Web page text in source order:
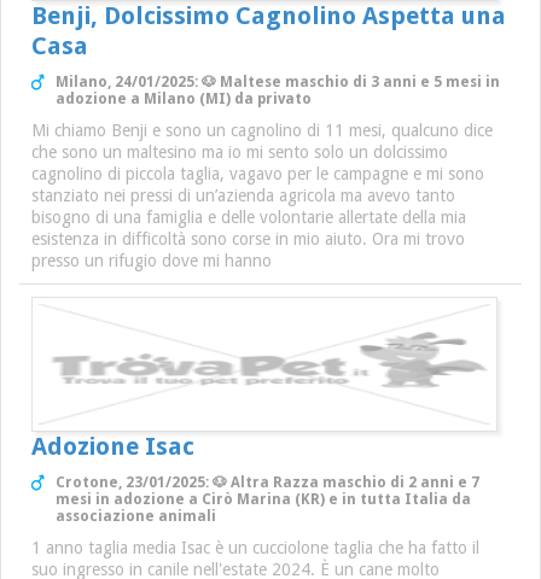
Benji, Dolcissimo Cagnolino Aspetta una
Casa
Milano, 24/01/2025: 🐶 Maltese maschio di 3 anni e 5 mesi in
adozione a Milano (MI) da privato
Mi chiamo Benji e sono un cagnolino di 11 mesi, qualcuno dice
che sono un maltesino ma io mi sento solo un dolcissimo
cagnolino di piccola taglia, vagavo per le campagne e mi sono
stanziato nei pressi di un’azienda agricola ma avevo tanto
bisogno di una famiglia e delle volontarie allertate della mia
esistenza in difficoltà sono corse in mio aiuto. Ora mi trovo
presso un rifugio dove mi hanno
Adozione Isac
Crotone, 23/01/2025: 🐶 Altra Razza maschio di 2 anni e 7
mesi in adozione a Cirò Marina (KR) e in tutta Italia da
associazione animali
1 anno taglia media Isac è un cucciolone taglia che ha fatto il
suo ingresso in canile nell'estate 2024. È un cane molto